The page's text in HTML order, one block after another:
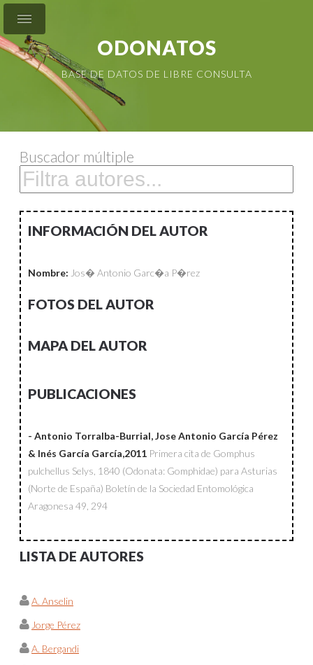
ODONATOS
BASE DE DATOS DE LIBRE CONSULTA
Buscador múltiple
INFORMACIÓN DEL AUTOR
Nombre: Jos� Antonio Garc�a P�rez
FOTOS DEL AUTOR
MAPA DEL AUTOR
PUBLICACIONES
- Antonio Torralba-Burrial, Jose Antonio García Pérez
& Inés García García,2011 Primera cita de Gomphus
pulchellus Selys, 1840 (Odonata: Gomphidae) para Asturias
(Norte de España) Boletín de la Sociedad Entomológica
Aragonesa 49, 294
LISTA DE AUTORES
A. Anselin
Jorge Pérez
A. Bergandi